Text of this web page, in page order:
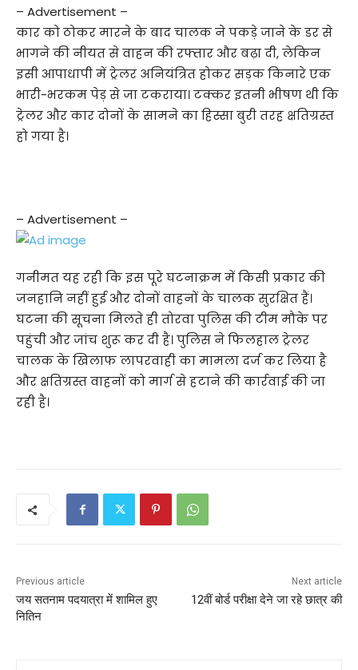
– Advertisement –
कार को ठोकर मारने के बाद चालक ने पकड़े जाने के डर से
भागने की नीयत से वाहन की रफ्तार और बढ़ा दी, लेकिन
इसी आपाधापी में ट्रेलर अनियंत्रित होकर सड़क किनारे एक
भारी-भरकम पेड़ से जा टकराया। टक्कर इतनी भीषण थी कि
ट्रेलर और कार दोनों के सामने का हिस्सा बुरी तरह क्षतिग्रस्त
हो गया है।
– Advertisement –
गनीमत यह रही कि इस पूरे घटनाक्रम में किसी प्रकार की
जनहानि नहीं हुई और दोनों वाहनों के चालक सुरक्षित हैं।
घटना की सूचना मिलते ही तोरवा पुलिस की टीम मौके पर
पहुंची और जांच शुरू कर दी है। पुलिस ने फिलहाल ट्रेलर
चालक के खिलाफ लापरवाही का मामला दर्ज कर लिया है
और क्षतिग्रस्त वाहनों को मार्ग से हटाने की कार्रवाई की जा
रही है।
Previous article
जय सतनाम पदयात्रा में शामिल हुए
नितिन
Next article
12वीं बोर्ड परीक्षा देने जा रहे छात्र की